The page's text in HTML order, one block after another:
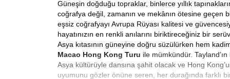
Güneşin doğduğu topraklar, binlerce yıllık
coğrafya değil, zamanın ve mekânın ötesine
eşsiz coğrafyayı Avrupa Rüyası kalitesi ve
hayatınızın en renkli anılarını biriktireceğiniz bir
Asya kıtasının güneyine doğru süzülürken hem
Macao Hong Kong Turu ile mümkündür.
Asya kültürüyle dansına şahit olacak ve Hong
uyumunu gözler önüne seren, her durağında farklı